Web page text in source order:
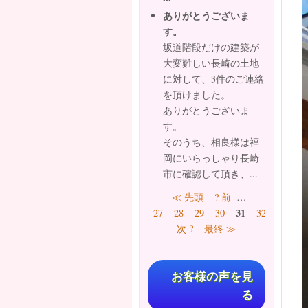
ありがとうございま
す。
坂道階段だけの建築が
大変難しい長崎の土地
に対して、3件のご連絡
を頂けました。
ありがとうございま
す。
そのうち、相良様は福
岡にいらっしゃり長崎
市に確認して頂き、...
ページ≪ 先頭 ? 前 …
27
28 29 30 31 32
次 ?
最終 ≫
お客様の声を見
る